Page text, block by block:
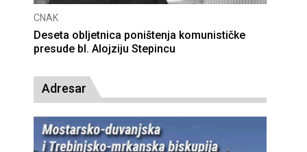
CNAK
Deseta obljetnica poništenja komunističke
presude bl. Alojziju Stepincu
Adresar